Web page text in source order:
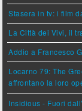
Stasera in tv: i film
La Città dei Vivi, il
Addio a Francesco
Locarno 79: The
affrontano la loro
Insidious - Fuori